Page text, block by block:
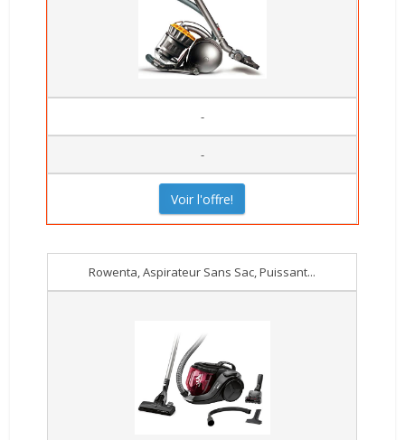
-
-
Voir l'offre!
Rowenta, Aspirateur Sans Sac, Puissant...